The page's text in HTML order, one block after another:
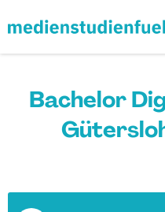
Bachelor